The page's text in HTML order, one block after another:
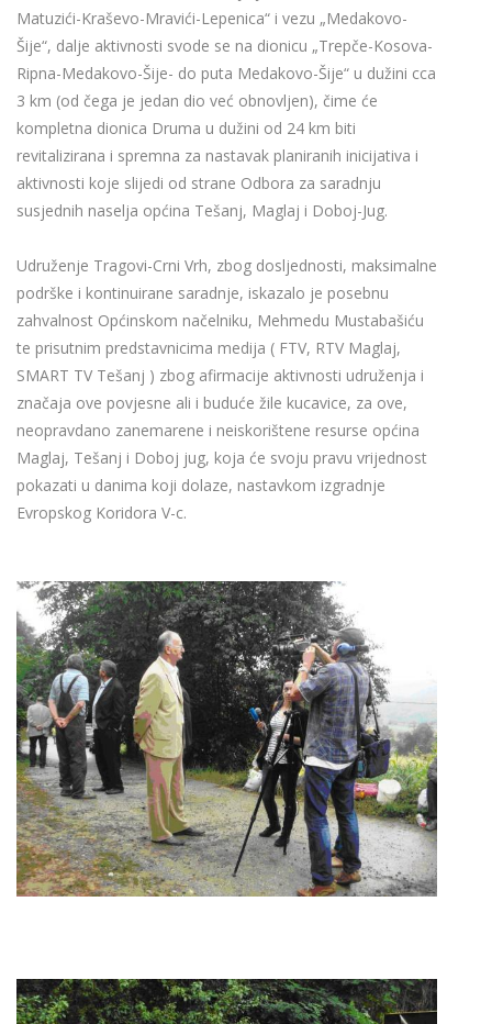
Matuzići-Kraševo-Mravići-Lepenica“ i vezu „Medakovo-
Šije“, dalje aktivnosti svode se na dionicu „Trepče-Kosova-
Ripna-Medakovo-Šije- do puta Medakovo-Šije“ u dužini cca
3 km (od čega je jedan dio već obnovljen), čime će
kompletna dionica Druma u dužini od 24 km biti
revitalizirana i spremna za nastavak planiranih inicijativa i
aktivnosti koje slijedi od strane Odbora za saradnju
susjednih naselja općina Tešanj, Maglaj i Doboj-Jug.
Udruženje Tragovi-Crni Vrh, zbog dosljednosti, maksimalne
podrške i kontinuirane saradnje, iskazalo je posebnu
zahvalnost Općinskom načelniku, Mehmedu Mustabašiću
te prisutnim predstavnicima medija ( FTV, RTV Maglaj,
SMART TV Tešanj ) zbog afirmacije aktivnosti udruženja i
značaja ove povjesne ali i buduće žile kucavice, za ove,
neopravdano zanemarene i neiskorištene resurse općina
Maglaj, Tešanj i Doboj jug, koja će svoju pravu vrijednost
pokazati u danima koji dolaze, nastavkom izgradnje
Evropskog Koridora V-c.